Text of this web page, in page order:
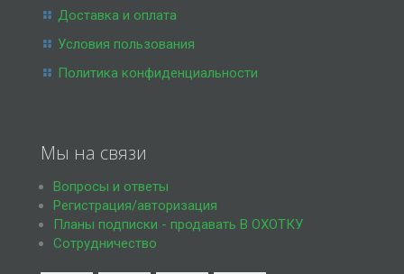
Доставка и оплата
Условия пользования
Политика конфиденциальности
Мы на связи
Вопросы и ответы
Регистрация/авторизация
Планы подписки - продавать В ОХОТКУ
Сотрудничество